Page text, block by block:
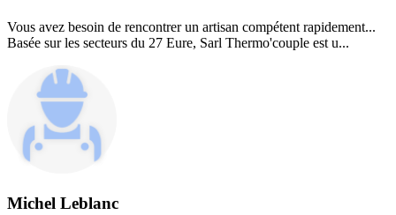
Vous avez besoin de rencontrer un artisan compétent rapidement...
Basée sur les secteurs du 27 Eure, Sarl Thermo'couple est u...
Michel Leblanc